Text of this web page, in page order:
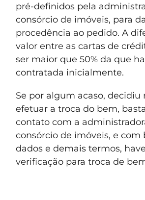
pré-definidos pela
consórcio de imóveis, para
procedência ao pedido. A
valor entre as cartas de
ser maior que 50% da que
contratada inicialmente.
Se por algum acaso, decidiu
efetuar a troca do bem,
contato com a
consórcio de imóveis, e com
dados e demais termos,
verificação para troca de